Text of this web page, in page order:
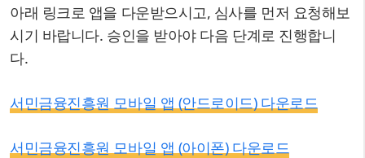
아래 링크로 앱을 다운받으시고, 심사를 먼저 요청해보
시기 바랍니다. 승인을 받아야 다음 단계로 진행합니
다.
서민금융진흥원 모바일 앱 (안드로이드) 다운로드
서민금융진흥원 모바일 앱 (아이폰) 다운로드